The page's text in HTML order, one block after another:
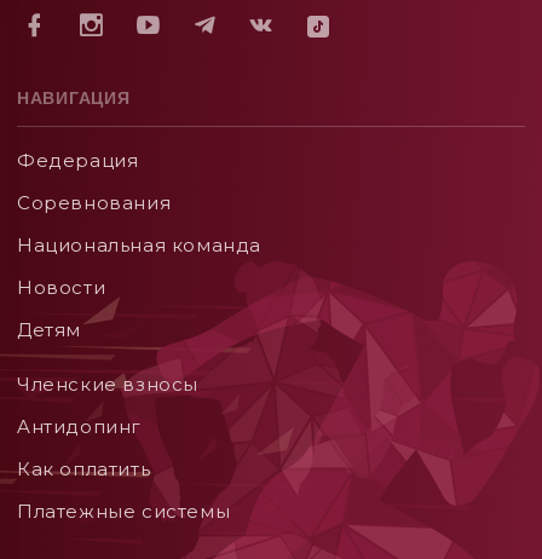
НАВИГАЦИЯ
Федерация
Соревнования
Национальная команда
Новости
Детям
Членские взносы
Aнтидопинг
Как оплатить
Платежные системы